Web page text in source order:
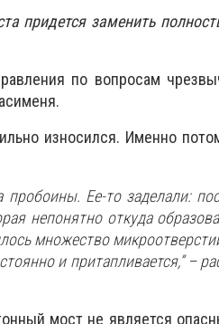
придется заменить
по вопросам
износился. Именно
Ее-то заделали:
непонятно откуда
множество
и притапливается,” –
мост не является